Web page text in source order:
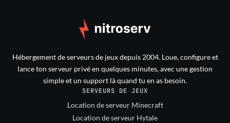
Hébergement de serveurs de jeux depuis 2004. Loue, configure et
lance ton serveur privé en quelques minutes, avec une gestion
simple et un support là quand tu en as besoin.
SERVEURS DE JEUX
Location de serveur Minecraft
Location de serveur Hytale